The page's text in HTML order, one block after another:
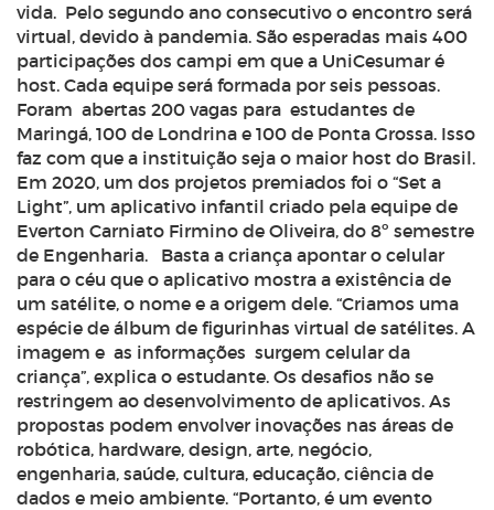
vida. Pelo segundo ano consecutivo o encontro será
virtual, devido à pandemia. São esperadas mais 400
participações dos campi em que a UniCesumar é
host. Cada equipe será formada por seis pessoas.
Foram abertas 200 vagas para estudantes de
Maringá, 100 de Londrina e 100 de Ponta Grossa. Isso
faz com que a instituição seja o maior host do Brasil.
Em 2020, um dos projetos premiados foi o “Set a
Light”, um aplicativo infantil criado pela equipe de
Everton Carniato Firmino de Oliveira, do 8º semestre
de Engenharia. Basta a criança apontar o celular
para o céu que o aplicativo mostra a existência de
um satélite, o nome e a origem dele. “Criamos uma
espécie de álbum de figurinhas virtual de satélites. A
imagem e as informações surgem celular da
criança”, explica o estudante. Os desafios não se
restringem ao desenvolvimento de aplicativos. As
propostas podem envolver inovações nas áreas de
robótica, hardware, design, arte, negócio,
engenharia, saúde, cultura, educação, ciência de
dados e meio ambiente. “Portanto, é um evento